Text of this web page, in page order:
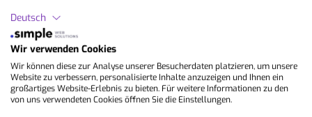
Altstadt ergeben sich viele Gelegenheiten,
mit Einheimischen ins Gespräch zu
kommen und dein Französisch ausserhalb
des Unterrichts anzuwenden.”
Deutsch
Wir verwenden Cookies
Wir können diese zur Analyse unserer Besucherdaten platzieren, um unsere
Website zu verbessern, personalisierte Inhalte anzuzeigen und Ihnen ein
großartiges Website-Erlebnis zu bieten. Für weitere Informationen zu den
von uns verwendeten Cookies öffnen Sie die Einstellungen.